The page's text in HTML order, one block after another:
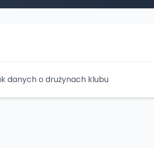
danych o drużynach klubu